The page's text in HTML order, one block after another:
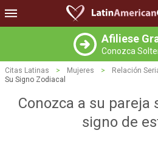
Afiliese
Conozca
Citas Latinas > Mujeres > Relación
Su Signo Zodiacal
Conozca a su pareja
signo de